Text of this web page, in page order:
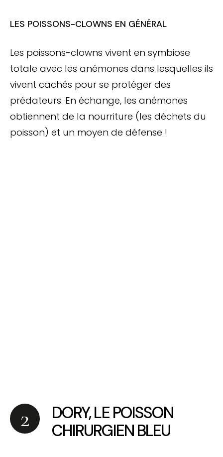
LES POISSONS-CLOWNS EN GÉNÉRAL
Les poissons-clowns vivent en symbiose
totale avec les anémones dans lesquelles ils
vivent cachés pour se protéger des
prédateurs. En échange, les anémones
obtiennent de la nourriture (les déchets du
poisson) et un moyen de défense !
DORY, LE POISSON
CHIRURGIEN BLEU